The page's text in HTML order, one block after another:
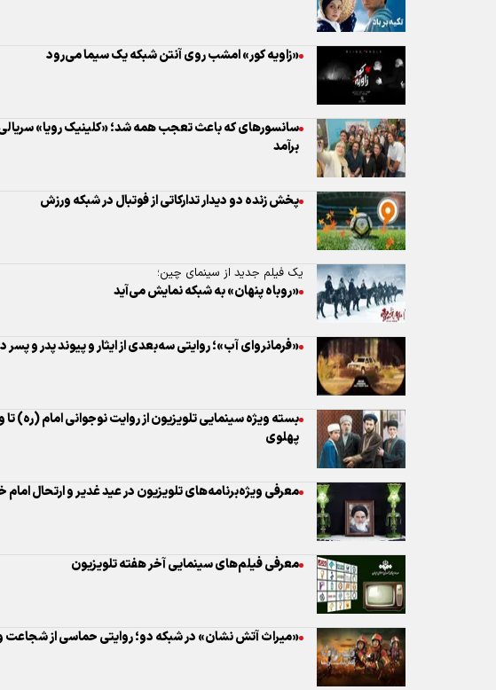
یک فیلم جدید از سینمای چین؛
بسته ویژه سینمایی تلویزیون از روایت نوجوانی امام (ره) تا
معرفی فیلم‌های سینمایی آخر هفته تلویزیون